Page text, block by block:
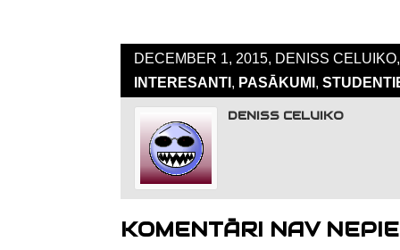
DECEMBER 1, 2015, DENISS
INTERESANTI , PASĀKUMI ,
DENISS CELUIKO
KOMENTĀRI NAV